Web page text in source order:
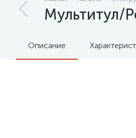
Сувениры
Мультитул/
Описание